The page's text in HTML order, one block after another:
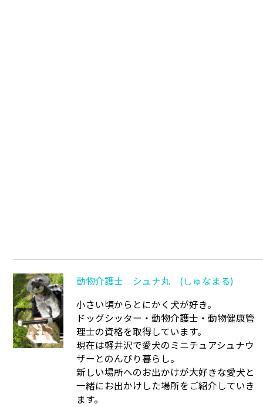
動物介護士 シュナ丸 (しゅなまる)
小さい頃からとにかく犬が好き。
ドッグシッター・動物介護士・動物健康管
理士の資格を取得しています。
現在は軽井沢で愛犬のミニチュアシュナウ
ザーとのんびり暮らし。
新しい場所へのお出かけが大好きな愛犬と
一緒にお出かけした場所をご紹介していき
ます。